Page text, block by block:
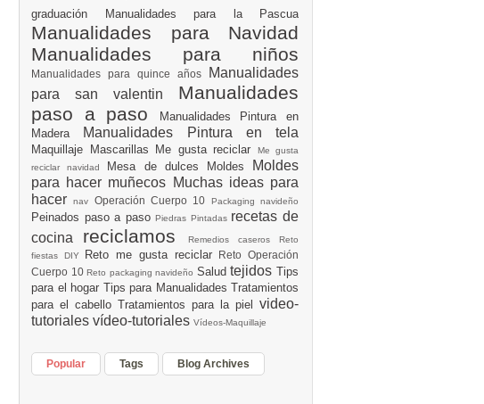
graduación Manualidades para la Pascua
Manualidades para Navidad
Manualidades para niños
Manualidades para quince años
Manualidades
para san valentin Manualidades
paso a paso
Manualidades Pintura en
Madera
Manualidades Pintura en tela
Maquillaje Mascarillas Me gusta reciclar
Me gusta
reciclar navidad Mesa de dulces Moldes
Moldes
para hacer muñecos Muchas ideas para
hacernav Operación Cuerpo 10 Packaging navideño
Peinados paso a pasoPiedras Pintadas recetas de
cocina reciclamos Remedios caseros Reto
fiestas DIY Reto me gusta reciclar
Reto Operación
Cuerpo 10Reto packaging navideño SaludtejidosTips
para el hogar Tips para Manualidades Tratamientos
para el cabello Tratamientos para la piel video-
tutoriales vídeo-tutoriales Vídeos-Maquillaje
Popular Tags Blog Archives